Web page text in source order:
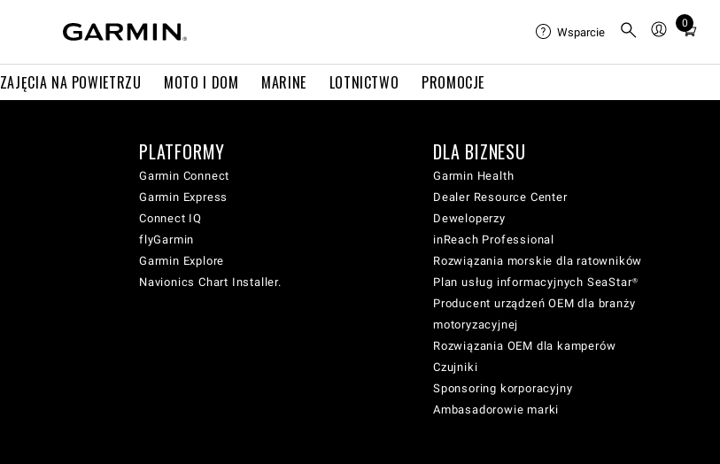
ZAJĘCIA NA POWIETRZU MOTO I DOM MARINE LOTNICTWO PROMOCJE
Wsparcie
0
Total
cart:
PLATFORMY
Garmin Connect
Garmin Express
Connect IQ
flyGarmin
Garmin Explore
Navionics Chart Installer.
DLA BIZNESU
Garmin Health
Dealer Resource Center
Deweloperzy
inReach Professional
Rozwiązania morskie dla ratowników
Plan usług informacyjnych SeaStar®
Producent urządzeń OEM dla branży
motoryzacyjnej
Rozwiązania OEM dla kamperów
Czujniki
Sponsoring korporacyjny
Ambasadorowie marki